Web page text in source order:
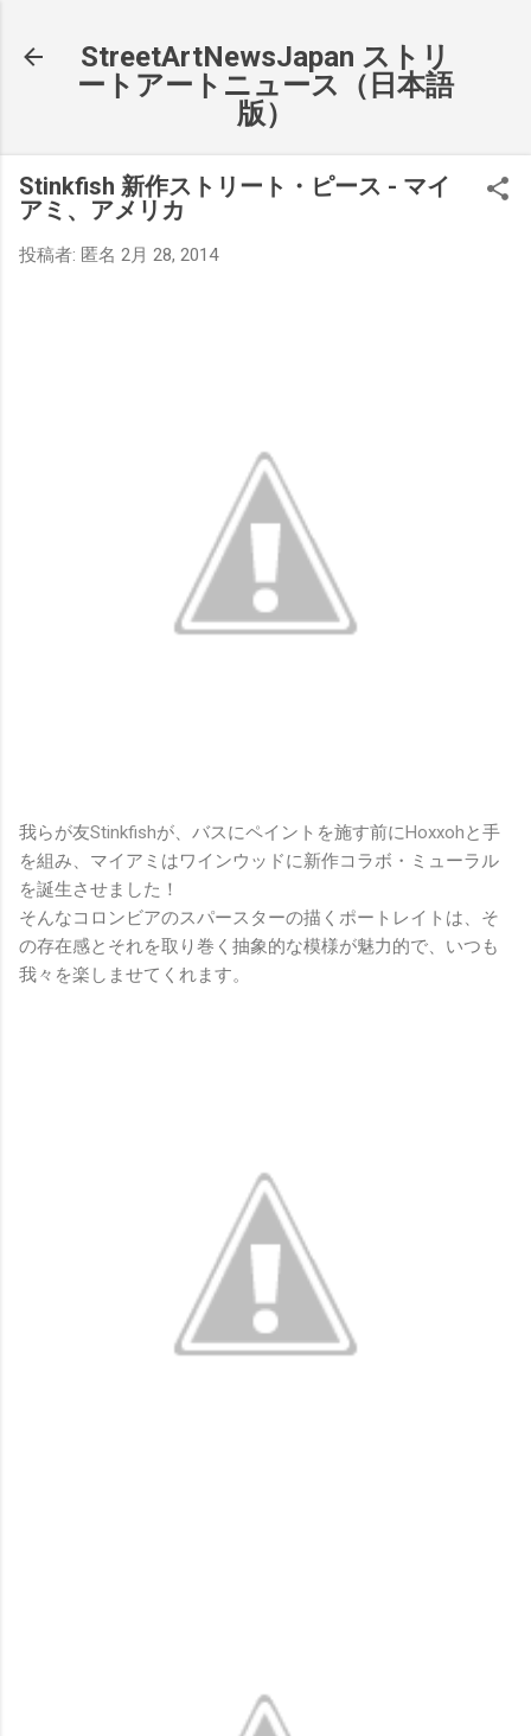
StreetArtNewsJapan ストリ
ートアートニュース（日本語
版）
Stinkfish 新作ストリート・ピース - マイ
アミ、アメリカ
投稿者: 匿名 2月 28, 2014
我らが友Stinkfishが、バスにペイントを施す前にHoxxohと手
を組み、マイアミはワインウッドに新作コラボ・ミューラル
を誕生させました！
そんなコロンビアのスパースターの描くポートレイトは、そ
の存在感とそれを取り巻く抽象的な模様が魅力的で、いつも
我々を楽しませてくれます。